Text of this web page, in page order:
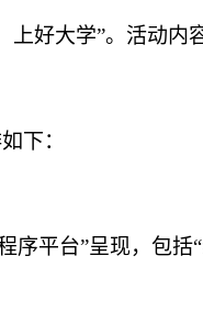
上好大学”。活动内
下：
序平台”呈现，包括